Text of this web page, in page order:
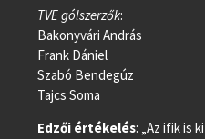
TVE gólszerzők:
Bakonyvári András
Frank Dániel
Szabó Bendegúz
Tajcs Soma
Edzői értékelés: „Az ifik is